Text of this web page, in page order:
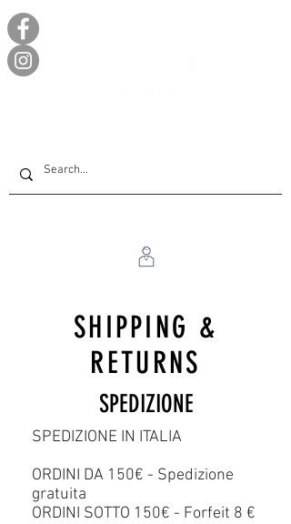
SHIPPING &
RETURNS
SPEDIZIONE
SPEDIZIONE IN ITALIA
ORDINI DA 150€ - Spedizione
gratuita
ORDINI SOTTO 150€ - Forfeit 8 €